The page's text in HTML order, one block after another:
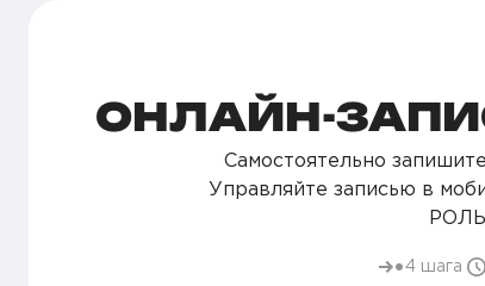
ОНЛАЙН-
Самостоятельно
Управляйте записью в
4 шага